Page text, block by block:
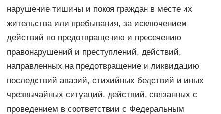
нарушение тишины и покоя граждан в месте их
жительства или пребывания, за исключением
действий по предотвращению и пресечению
правонарушений и преступлений, действий,
направленных на предотвращение и ликвидацию
последствий аварий, стихийных бедствий и иных
чрезвычайных ситуаций, действий, связанных с
проведением в соответствии с Федеральным